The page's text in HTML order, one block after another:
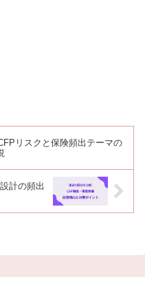
リスクと保険頻出テーマの
計の頻出